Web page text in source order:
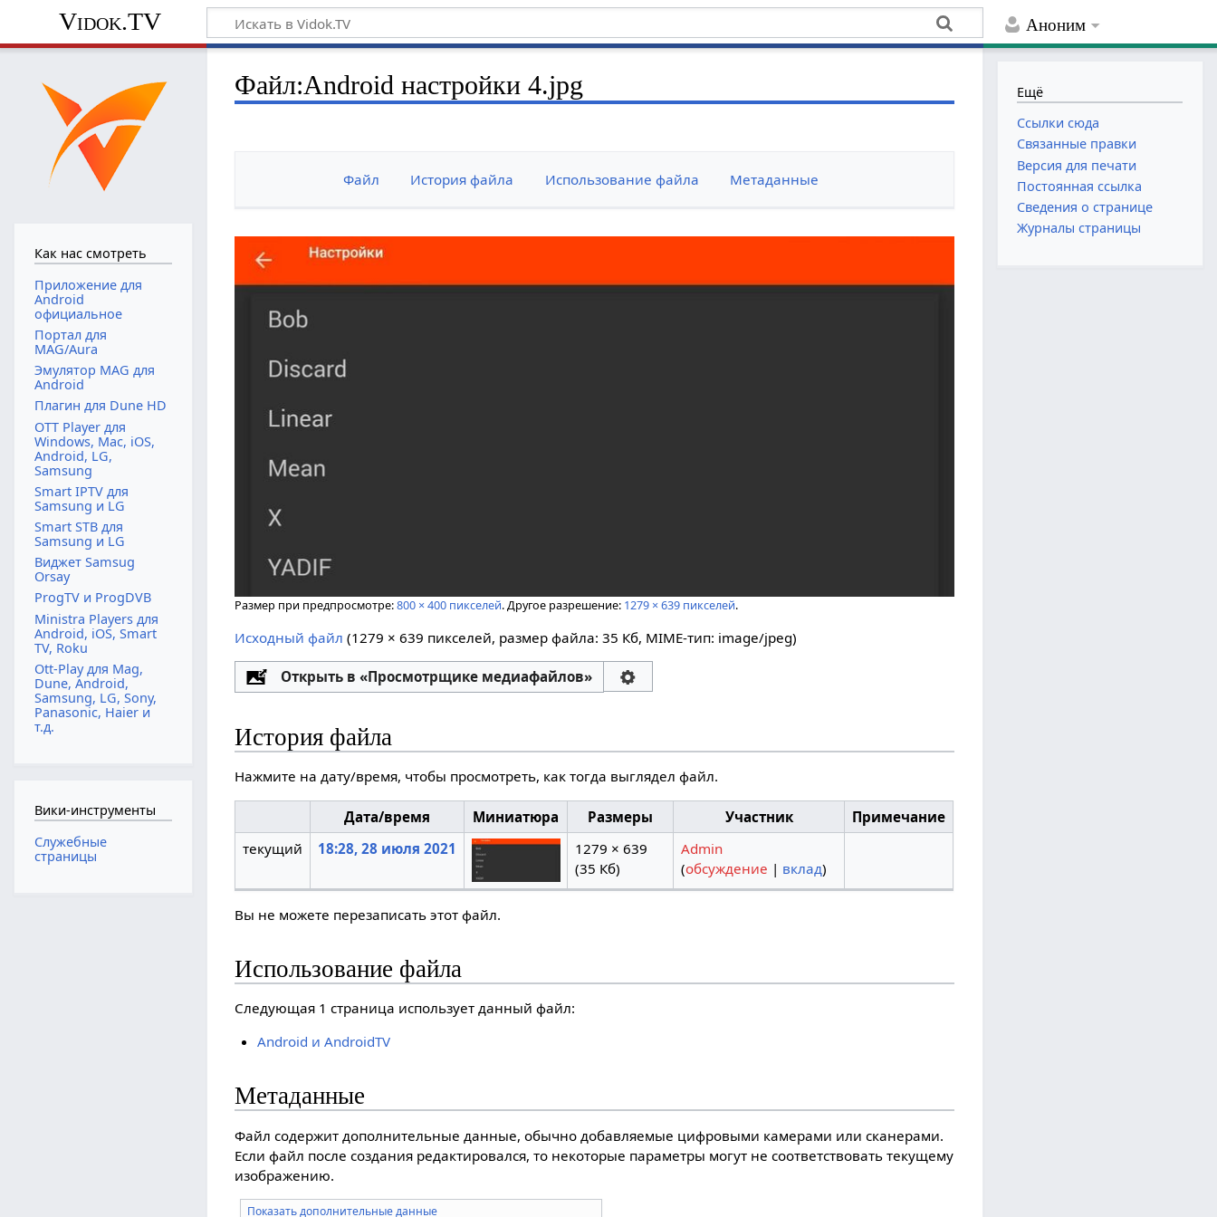
Аноним
Vidok.TV
Файл:Android настройки 4.jpg
Файл История файла Использование файла Метаданные
Размер при предпросмотре:800 × 400 пикселей.Другое разрешение: 1279 × 639 пикселей.
Исходный файл ‎(1279 × 639 пикселей, размер файла: 35 Кб, MIME-тип: image/jpeg)
Открыть в «Просмотрщике медиафайлов»
Настройка
История файла
Нажмите на дату/время, чтобы просмотреть, как тогда выглядел файл.
Дата/время Миниатюра Размеры Участник
Примечание
текущий
18:28, 28 июля 2021
1279 × 639
(35 Кб)
Admin
(обсуждение | вклад)
Вы не можете перезаписать этот файл.
Использование файла
Следующая 1 страница использует данный файл:
Android и AndroidTV
Метаданные
Файл содержит дополнительные данные, обычно добавляемые цифровыми камерами или сканерами.
Если файл после создания редактировался, то некоторые параметры могут не соответствовать текущему
изображению.
Показать дополнительные данные
Как нас смотреть
Приложение для
Android
официальное
Портал для
MAG/Aura
Эмулятор MAG для
Android
Плагин для Dune HD
OTT Player для
Windows, Mac, iOS,
Android, LG,
Samsung
Smart IPTV для
Samsung и LG
Smart STB для
Samsung и LG
Виджет Samsug
Orsay
ProgTV и ProgDVB
Ministra Players для
Android, iOS, Smart
TV, Roku
Ott-Play для Mag,
Dune, Android,
Samsung, LG, Sony,
Panasonic, Haier и
т.д.
Вики-инструменты
Служебные
страницы
Ещё
Ссылки сюда
Связанные правки
Версия для печати
Постоянная ссылка
Сведения о странице
Журналы страницы